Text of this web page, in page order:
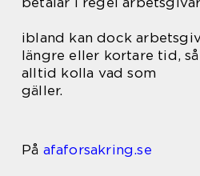
ibland kan dock
längre eller kortare tid,
alltid kolla vad som
gäller.
På afaforsakring.se